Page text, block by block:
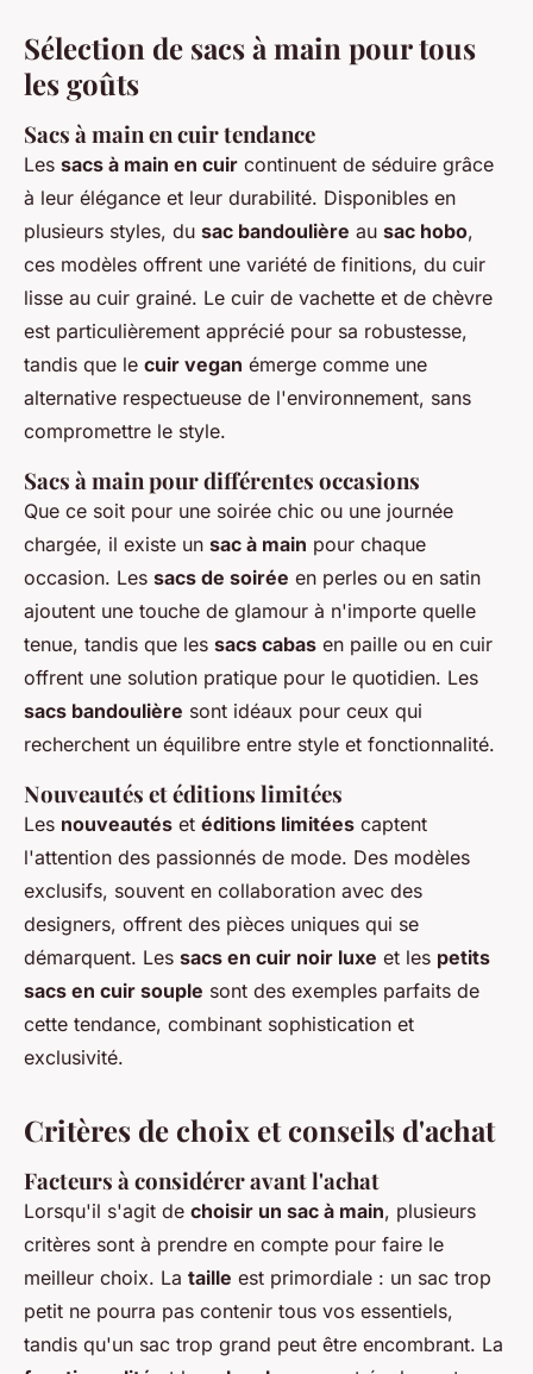
Sélection de sacs à main pour tous
les goûts
Sacs à main en cuir tendance
Les sacs à main en cuir continuent de séduire grâce
à leur élégance et leur durabilité. Disponibles en
plusieurs styles, du sac bandoulière au sac hobo,
ces modèles offrent une variété de finitions, du cuir
lisse au cuir grainé. Le cuir de vachette et de chèvre
est particulièrement apprécié pour sa robustesse,
tandis que le cuir vegan émerge comme une
alternative respectueuse de l'environnement, sans
compromettre le style.
Sacs à main pour différentes occasions
Que ce soit pour une soirée chic ou une journée
chargée, il existe un sac à main pour chaque
occasion. Les sacs de soirée en perles ou en satin
ajoutent une touche de glamour à n'importe quelle
tenue, tandis que les sacs cabas en paille ou en cuir
offrent une solution pratique pour le quotidien. Les
sacs bandoulière sont idéaux pour ceux qui
recherchent un équilibre entre style et fonctionnalité.
Nouveautés et éditions limitées
Les nouveautés et éditions limitées captent
l'attention des passionnés de mode. Des modèles
exclusifs, souvent en collaboration avec des
designers, offrent des pièces uniques qui se
démarquent. Les sacs en cuir noir luxe et les petits
sacs en cuir souple sont des exemples parfaits de
cette tendance, combinant sophistication et
exclusivité.
Critères de choix et conseils d'achat
Facteurs à considérer avant l'achat
Lorsqu'il s'agit de choisir un sac à main, plusieurs
critères sont à prendre en compte pour faire le
meilleur choix. La taille est primordiale : un sac trop
petit ne pourra pas contenir tous vos essentiels,
tandis qu'un sac trop grand peut être encombrant. La